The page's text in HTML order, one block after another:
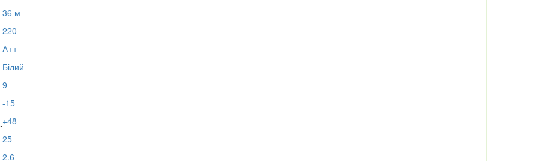
36 м
220
А++
Білий
9
-15
+48
25
2.6